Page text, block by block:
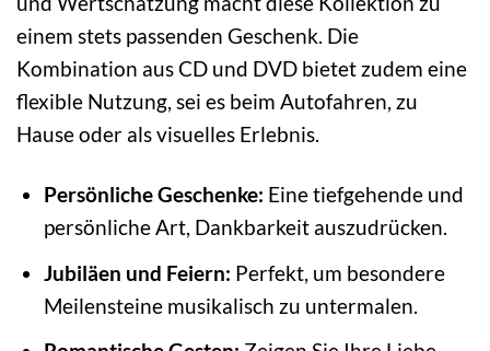
einem stets passenden Geschenk. Die
Kombination aus CD und DVD bietet zudem eine
flexible Nutzung, sei es beim Autofahren, zu
Hause oder als visuelles Erlebnis.
Persönliche Geschenke: Eine tiefgehende und
persönliche Art, Dankbarkeit auszudrücken.
Jubiläen und Feiern: Perfekt, um besondere
Meilensteine musikalisch zu untermalen.